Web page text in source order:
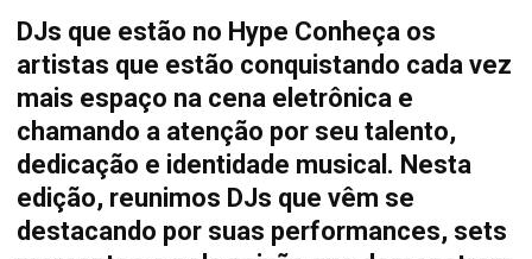
DJs que estão no Hype Conheça os
artistas que estão conquistando cada vez
mais espaço na cena eletrônica e
chamando a atenção por seu talento,
dedicação e identidade musical. Nesta
edição, reunimos DJs que vêm se
destacando por suas performances, sets